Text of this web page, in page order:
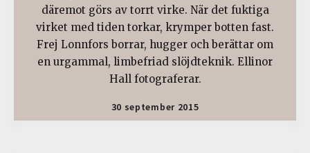
däremot görs av torrt virke. När det fuktiga
virket med tiden torkar, krymper botten fast.
Frej Lonnfors borrar, hugger och berättar om
en urgammal, limbefriad slöjdteknik. Ellinor
Hall fotograferar.
30 september 2015